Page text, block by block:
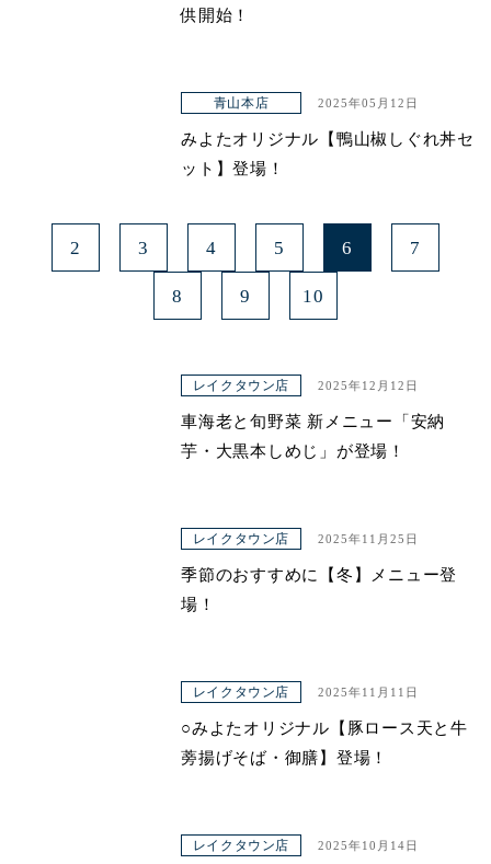
供開始！
青山本店 2025年05月12日
みよたオリジナル【鴨山椒しぐれ丼セ
ット】登場！
2 3 4 5 6 7
8 9 10
レイクタウン店 2025年12月12日
車海老と旬野菜 新メニュー「安納
芋・大黒本しめじ」が登場！
レイクタウン店 2025年11月25日
季節のおすすめに【冬】メニュー登
場！
レイクタウン店 2025年11月11日
○みよたオリジナル【豚ロース天と牛
蒡揚げそば・御膳】登場！
レイクタウン店 2025年10月14日